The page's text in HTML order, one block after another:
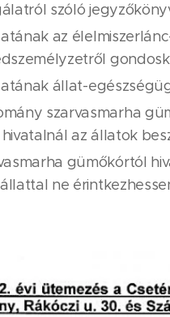
szóló
az
állat-
szarvasmarha
hivatalnál az állatok
gümőkórtól
ne